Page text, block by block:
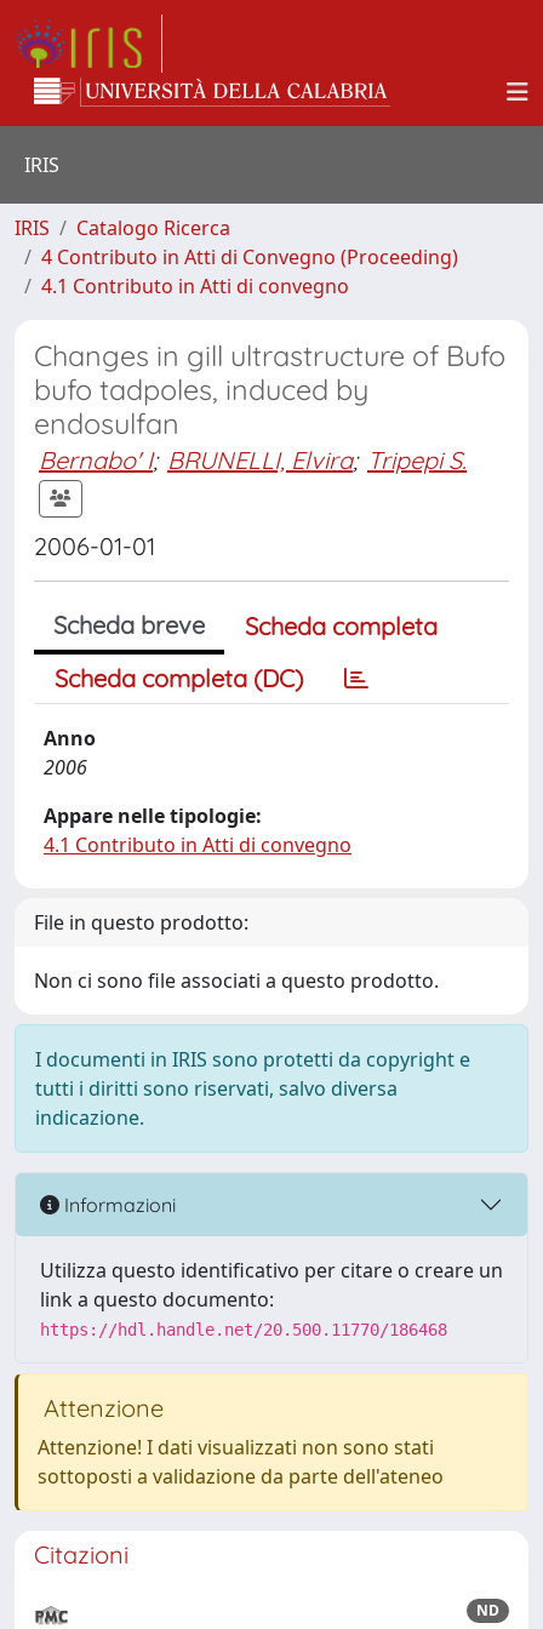
IRIS
IRIS
Catalogo Ricerca
4 Contributo in Atti di Convegno (Proceeding)
4.1 Contributo in Atti di convegno
Changes in gill ultrastructure of Bufo
bufo tadpoles, induced by
endosulfan
Bernabo' I; BRUNELLI, Elvira; Tripepi S.
2006-01-01
Scheda breve
Scheda completa
Scheda completa (DC)
Anno
2006
Appare nelle tipologie:
4.1 Contributo in Atti di convegno
File in questo prodotto:
Non ci sono file associati a questo prodotto.
I documenti in IRIS sono protetti da copyright e
tutti i diritti sono riservati, salvo diversa
indicazione.
Informazioni
Utilizza questo identificativo per citare o creare un
link a questo documento:
https://hdl.handle.net/20.500.11770/186468
Attenzione
Attenzione! I dati visualizzati non sono stati
sottoposti a validazione da parte dell'ateneo
Citazioni
ND